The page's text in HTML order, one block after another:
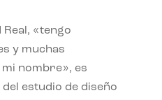
Real, «tengo
y muchas
nombre», es
estudio de diseño